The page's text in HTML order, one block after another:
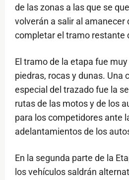
de las zonas a las que se
volverán a salir al amanecer
completar el tramo restante
El tramo de la etapa fue
piedras, rocas y dunas. Una
especial del trazado fue la
rutas de las motos y de los
para los competidores ante
adelantamientos de los
En la segunda parte de la
los vehículos saldrán